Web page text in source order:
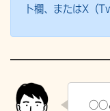
ト欄、またはX（
○○